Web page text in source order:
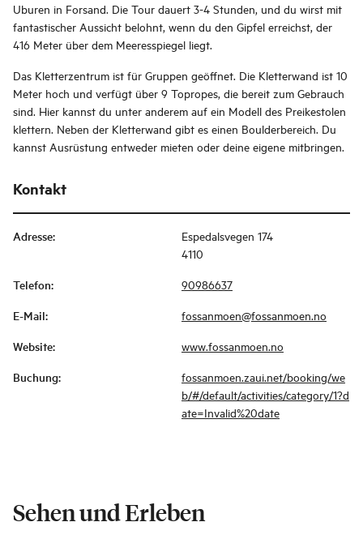
Uburen in Forsand. Die Tour dauert 3-4 Stunden, und du wirst mit
fantastischer Aussicht belohnt, wenn du den Gipfel erreichst, der
416 Meter über dem Meeresspiegel liegt.
Das Kletterzentrum ist für Gruppen geöffnet. Die Kletterwand ist 10
Meter hoch und verfügt über 9 Topropes, die bereit zum Gebrauch
sind. Hier kannst du unter anderem auf ein Modell des Preikestolen
klettern. Neben der Kletterwand gibt es einen Boulderbereich. Du
kannst Ausrüstung entweder mieten oder deine eigene mitbringen.
Kontakt
Adresse:
Espedalsvegen 174
4110
Telefon: 90986637
E-Mail: fossanmoen@fossanmoen.no
Website: www.fossanmoen.no
Buchung:
fossanmoen.zaui.net/booking/we
b/#/default/activities/category/1?d
ate=Invalid%20date
Sehen und Erleben